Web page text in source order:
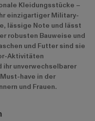
Kleidungsstücke –
einzigartiger Military-
lässige Note und lässt
robusten Bauweise und
und Futter sind sie
Aktivitäten
unverwechselbarer
have in der
und Frauen.